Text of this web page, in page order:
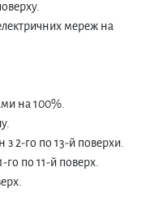
мереж на
на 100%.
з 2-го по 13-й поверхи.
го по 11-й поверх.